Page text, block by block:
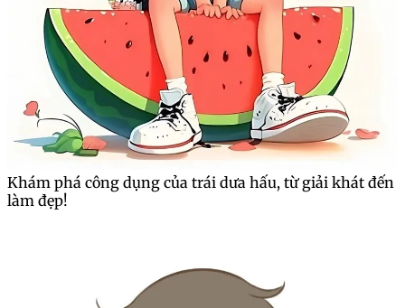
Khám phá công dụng của trái dưa hấu, từ giải khát đến